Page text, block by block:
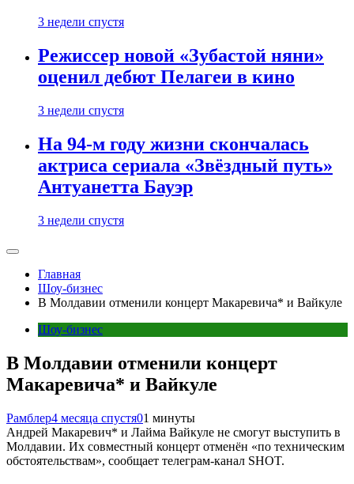
3 недели спустя
Режиссер новой «Зубастой няни»
оценил дебют Пелагеи в кино
3 недели спустя
На 94-м году жизни скончалась
актриса сериала «Звёздный путь»
Антуанетта Бауэр
3 недели спустя
Главная
Шоу-бизнес
В Молдавии отменили концерт Макаревича* и Вайкуле
Шоу-бизнес
В Молдавии отменили концерт
Макаревича* и Вайкуле
Рамблер4 месяца спустя01 минуты
Андрей Макаревич* и Лайма Вайкуле не смогут выступить в
Молдавии. Их совместный концерт отменён «по техническим
обстоятельствам», сообщает телеграм-канал SHOT.